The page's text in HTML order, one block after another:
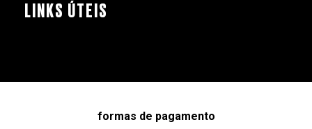
LINKS ÚTEIS
formas de pagamento